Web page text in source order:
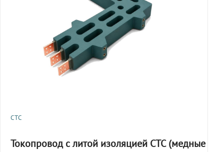
СТС
Токопровод с литой изоляцией СТС (медные